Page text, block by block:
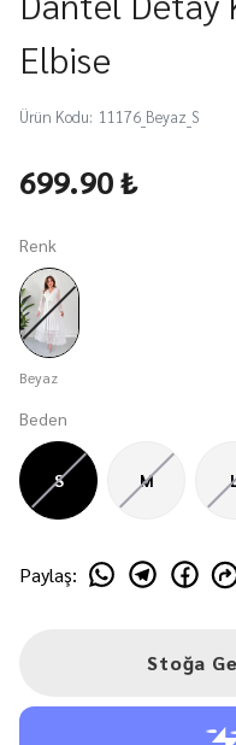
Elbise
Ürün Kodu: 11176_Beyaz_S
699.90 ₺
Renk
Beyaz
Beden
S M
Paylaş:
Stoğa